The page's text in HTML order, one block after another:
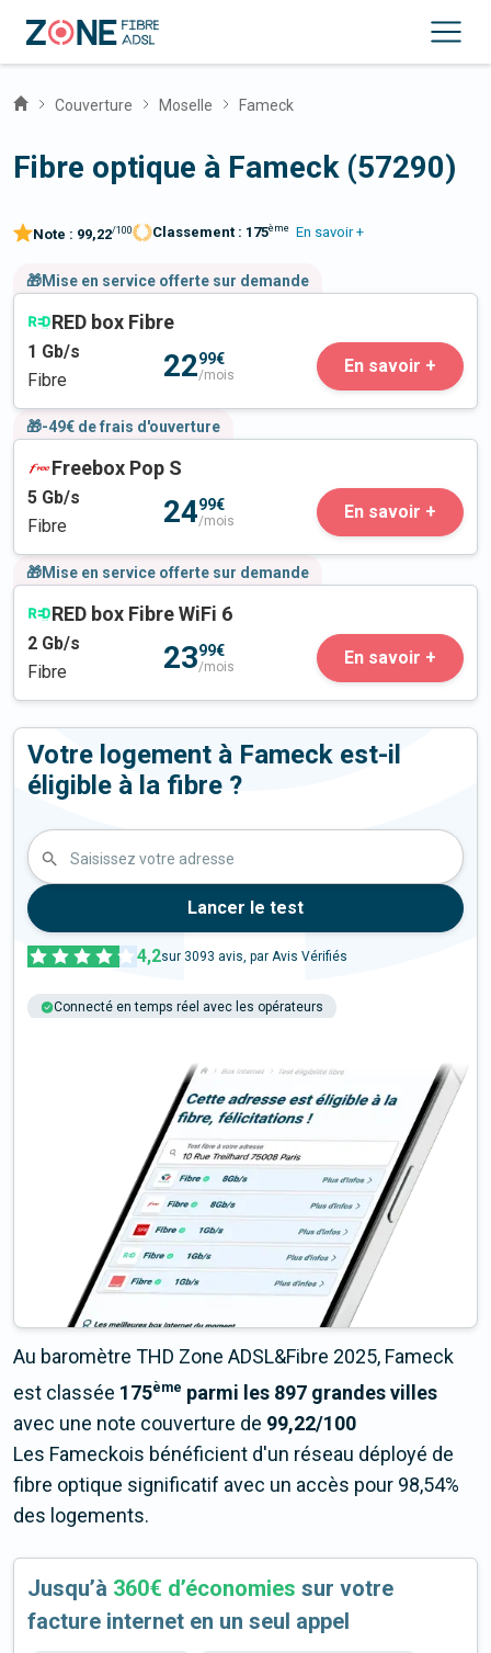
Couverture Moselle Fameck
Fibre optique à Fameck (57290)
Note : 99,22/100 Classement : 175ème En savoir +
🎁Mise en service offerte sur demande
RED box Fibre
1 Gb/s
Fibre
2299€
/mois En savoir +
🎁-49€ de frais d'ouverture
Freebox Pop S
5 Gb/s
Fibre
2499€
/mois En savoir +
🎁Mise en service offerte sur demande
RED box Fibre WiFi 6
2 Gb/s
Fibre
2399€
/mois En savoir +
Votre logement à Fameck est-il
éligible à la fibre ?
Saisissez votre adresse
Lancer le test
4,2sur 3093 avis, par Avis Vérifiés
Connecté en temps réel avec les opérateurs
Au baromètre THD Zone ADSL&Fibre 2025, Fameck
est classée 175ème parmi les 897 grandes villes
avec une note couverture de 99,22/100
Les Fameckois bénéficient d'un réseau déployé de
fibre optique significatif avec un accès pour 98,54%
des logements.
Jusqu’à 360€ d’économies sur votre
facture internet en un seul appel